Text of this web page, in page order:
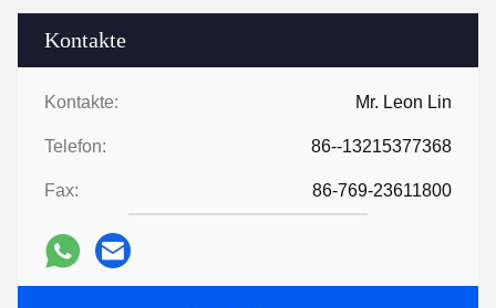
Kontakte
Kontakte: Mr. Leon Lin
Telefon: 86--13215377368
Fax: 86-769-23611800